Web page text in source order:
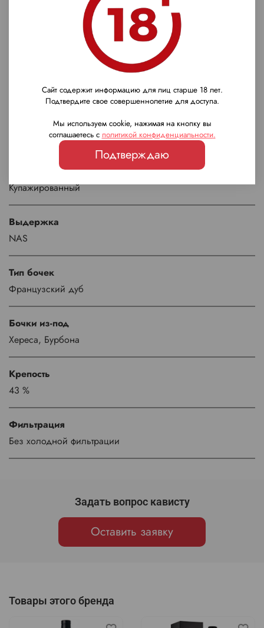
Спейсайд
Compass Box
Купажированный
Выдержка
NAS
Тип бочек
Французский дуб
Бочки из-под
Хереса, Бурбона
Крепость
43 %
Фильтрация
Без холодной фильтрации
Задать вопрос кависту
Оставить заявку
Товары этого бренда
Сайт содержит информацию для лиц старше 18 лет.
Подтвердите свое совершеннолетие для доступа.
Мы используем cookie, нажимая на кнопку вы
соглашаетесь с политикой конфиденциальности.
Подтверждаю